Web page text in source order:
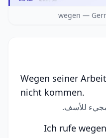
wegen —
Wegen seiner
nicht kommen.
للأسف.
Ich rufe